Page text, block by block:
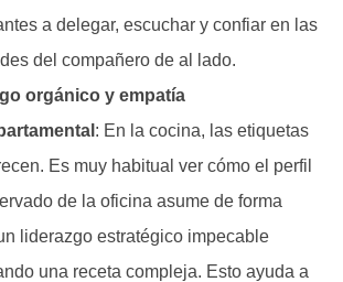
a delegar, escuchar y confiar en las
del compañero de al lado.
orgánico y empatía
: En la cocina, las etiquetas
Es muy habitual ver cómo el perfil
de la oficina asume de forma
liderazgo estratégico impecable
una receta compleja. Esto ayuda a